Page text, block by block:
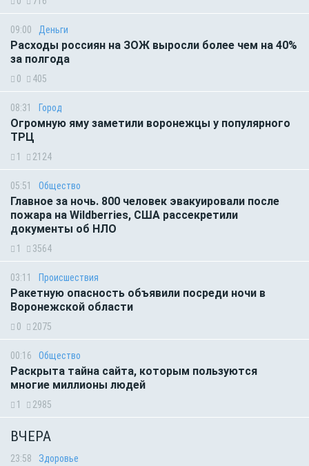
09:00 Деньги
Расходы россиян на ЗОЖ выросли более чем на 40%
за полгода
0 405
08:31 Город
Огромную яму заметили воронежцы у популярного
ТРЦ
1 2124
05:51 Общество
Главное за ночь. 800 человек эвакуировали после
пожара на Wildberries, США рассекретили
документы об НЛО
1 3564
03:11 Происшествия
Ракетную опасность объявили посреди ночи в
Воронежской области
0 2075
00:16 Общество
Раскрыта тайна сайта, которым пользуются
многие миллионы людей
1 2985
ВЧЕРА
23:58 Здоровье